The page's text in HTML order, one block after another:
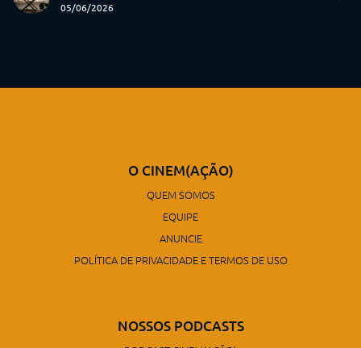
05/06/2026
O CINEM(AÇÃO)
QUEM SOMOS
EQUIPE
ANUNCIE
POLÍTICA DE PRIVACIDADE E TERMOS DE USO
NOSSOS PODCASTS